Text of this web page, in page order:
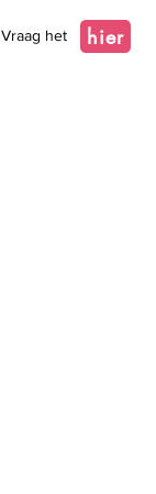
Vraag het hier